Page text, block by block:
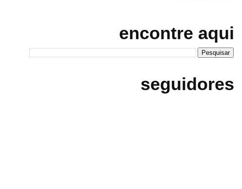
encontre aqui
seguidores